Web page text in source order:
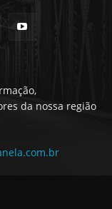
da nossa região